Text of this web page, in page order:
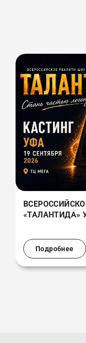
«ТАЛАНТИДА»
Подробнее